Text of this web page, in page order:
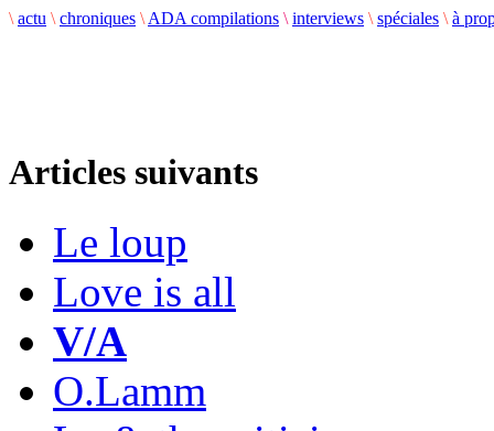
\ actu \ chroniques \ ADA compilations \ interviews \ spéciales \ à
Articles suivants
Le loup
Love is all
V/A
O.Lamm